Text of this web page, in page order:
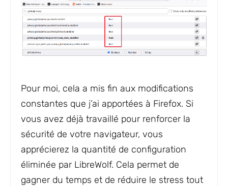
Pour moi, cela a mis fin aux modifications
constantes que j’ai apportées à Firefox. Si
vous avez déjà travaillé pour renforcer la
sécurité de votre navigateur, vous
apprécierez la quantité de configuration
éliminée par LibreWolf. Cela permet de
gagner du temps et de réduire le stress tout